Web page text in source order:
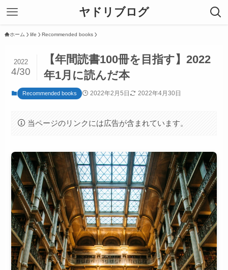
ヤドリブログ
ホーム life Recommended books
【年間読書100冊を目指す】2022
年1月に読んだ本
2022
4/30
Recommended books 2022年2月5日 2022年4月30日
当ページのリンクには広告が含まれています。